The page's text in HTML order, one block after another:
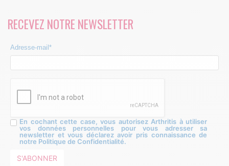
RECEVEZ NOTRE NEWSLETTER
Adresse-mail*
En cochant cette case, vous autorisez Arthritis à utiliser
vos données personnelles pour vous adresser sa
newsletter et vous déclarez avoir pris connaissance de
notre Politique de Confidentialité.